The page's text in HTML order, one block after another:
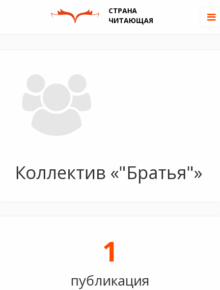
СТРАНА
ЧИТАЮЩАЯ
Коллектив «"Братья"»
1
публикация